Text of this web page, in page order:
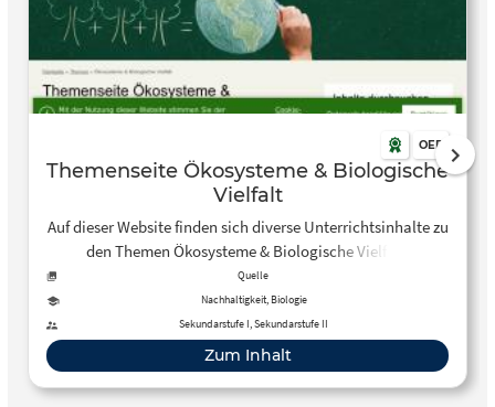
OER
Themenseite Ökosysteme & Biologische
Vielfalt
Auf dieser Website finden sich diverse Unterrichtsinhalte zu
den Themen Ökosysteme & Biologische Vielfalt.
Quelle
Nachhaltigkeit, Biologie
Sekundarstufe I, Sekundarstufe II
Zum Inhalt